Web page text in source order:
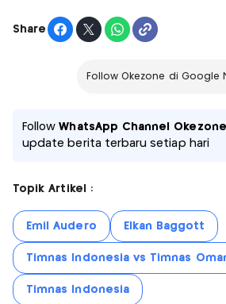
Share
Follow Okezone di Google
FollowWhatsApp Channel Okezone
update berita terbaru setiap hari
Topik Artikel :
Emil Audero Elkan Baggott
Timnas Indonesia vs Timnas
Timnas Indonesia